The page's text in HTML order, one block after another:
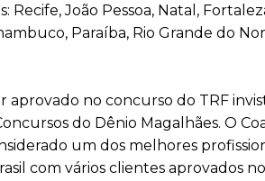
Recife, João Pessoa, Natal,
Paraíba, Rio Grande do
aprovado no concurso do TRF
do Dênio Magalhães. O
um dos melhores
com vários clientes aprovados